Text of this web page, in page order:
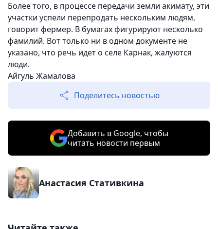
Более того, в процессе передачи земли акимату, эти
участки успели перепродать нескольким людям,
говорит фермер. В бумагах фигурируют несколько
фамилий. Вот только ни в одном документе не
указано, что речь идет о селе Карнак, жалуются
люди.
Айгуль Жамалова
Поделитесь новостью
Добавить в Google, чтобы
читать новости первым
Анастасия Стативкина